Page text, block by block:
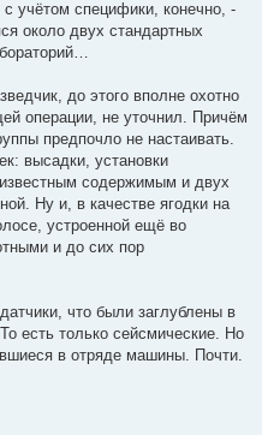
учётом специфики, конечно, -
около двух стандартных
до этого вполне охотно
операции, не уточнил. Причём
предпочло не настаивать.
высадки, установки
содержимым и двух
Ну и, в качестве ягодки на
устроенной ещё во
и до сих пор
что были заглублены в
есть только сейсмические. Но
в отряде машины. Почти.